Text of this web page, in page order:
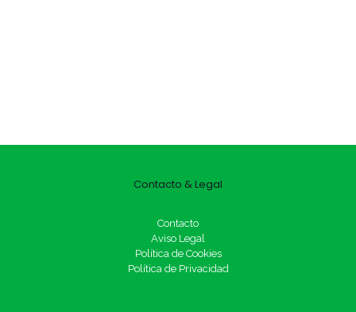
Contacto & Legal
Contacto
Aviso Legal
Política de Cookies
Política de Privacidad